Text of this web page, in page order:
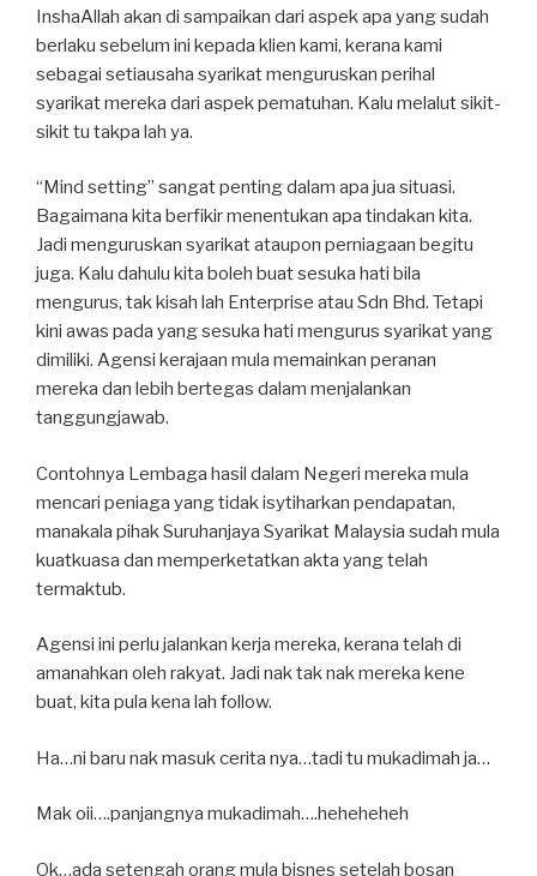
InshaAllah akan di sampaikan dari aspek apa yang sudah
berlaku sebelum ini kepada klien kami, kerana kami
sebagai setiausaha syarikat menguruskan perihal
syarikat mereka dari aspek pematuhan. Kalu melalut sikit-
sikit tu takpa lah ya.
“Mind setting” sangat penting dalam apa jua situasi.
Bagaimana kita berfikir menentukan apa tindakan kita.
Jadi menguruskan syarikat ataupon perniagaan begitu
juga. Kalu dahulu kita boleh buat sesuka hati bila
mengurus, tak kisah lah Enterprise atau Sdn Bhd. Tetapi
kini awas pada yang sesuka hati mengurus syarikat yang
dimiliki. Agensi kerajaan mula memainkan peranan
mereka dan lebih bertegas dalam menjalankan
tanggungjawab.
Contohnya Lembaga hasil dalam Negeri mereka mula
mencari peniaga yang tidak isytiharkan pendapatan,
manakala pihak Suruhanjaya Syarikat Malaysia sudah mula
kuatkuasa dan memperketatkan akta yang telah
termaktub.
Agensi ini perlu jalankan kerja mereka, kerana telah di
amanahkan oleh rakyat. Jadi nak tak nak mereka kene
buat, kita pula kena lah follow.
Ha…ni baru nak masuk cerita nya…tadi tu mukadimah ja…
Mak oii….panjangnya mukadimah….heheheheh
Ok…ada setengah orang mula bisnes setelah bosan